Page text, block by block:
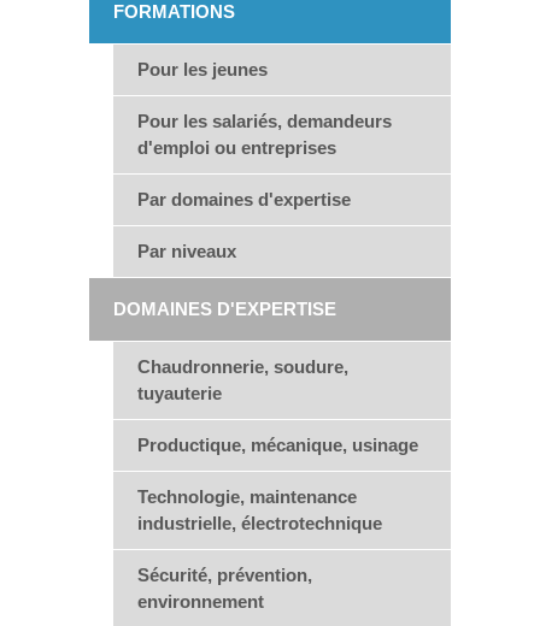
FORMATIONS
Pour les jeunes
Pour les salariés, demandeurs
d'emploi ou entreprises
Par domaines d'expertise
Par niveaux
DOMAINES D'EXPERTISE
Chaudronnerie, soudure,
tuyauterie
Productique, mécanique, usinage
Technologie, maintenance
industrielle, électrotechnique
Sécurité, prévention,
environnement